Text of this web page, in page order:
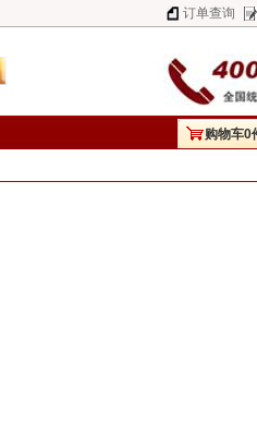
订单查询
购物车0